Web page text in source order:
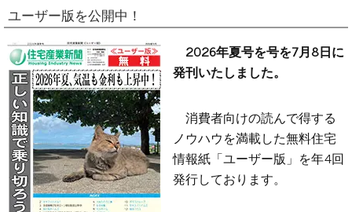
ユーザー版を公開中！
2026年夏号を号を7月8日に
発刊いたしました。
消費者向けの読んで得する
ノウハウを満載した無料住宅
情報紙「ユーザー版」を年4回
発行しております。